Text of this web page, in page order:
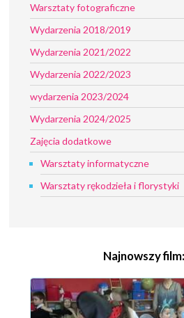
Warsztaty fotograficzne
Wydarzenia 2018/2019
Wydarzenia 2021/2022
Wydarzenia 2022/2023
wydarzenia 2023/2024
Wydarzenia 2024/2025
Zajęcia dodatkowe
Warsztaty informatyczne
Warsztaty rękodzieła i florystyki
Najnowszy film: